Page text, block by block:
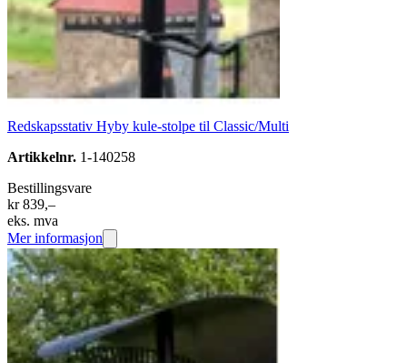
Redskapsstativ Hyby kule-stolpe til Classic/Multi
Artikkelnr. 1-140258
Bestillingsvare
kr 839,–
eks. mva
Mer informasjon